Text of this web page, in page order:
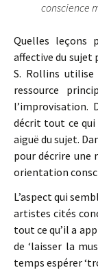
conscience
Quelles leçons
affective du sujet
S. Rollins utilise
ressource
l’improvisation.
décrit tout ce qui
aiguë du sujet.
pour décrire
orientation
L’aspect qui
artistes cités
tout ce qu’il a
de ‘laisser la
temps espérer